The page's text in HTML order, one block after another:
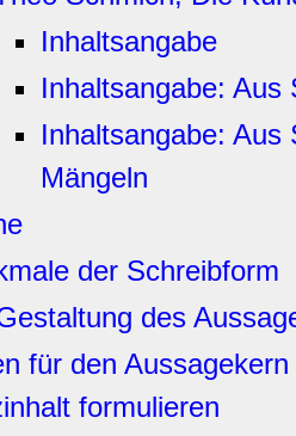
Inhaltsangabe
Inhaltsangabe: Aus
Inhaltsangabe: Aus
Mängeln
der Schreibform
des
für den
formulieren